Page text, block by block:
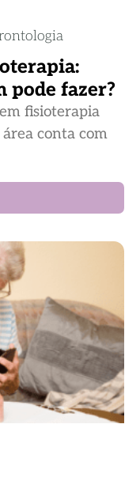
pode fazer?
fisioterapia
área conta com